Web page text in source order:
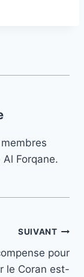
Forqane.
SUIVANT
pour
le Coran est-